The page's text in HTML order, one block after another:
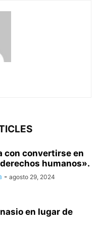
con convertirse en
humanos».
- agosto 29, 2024
en lugar de